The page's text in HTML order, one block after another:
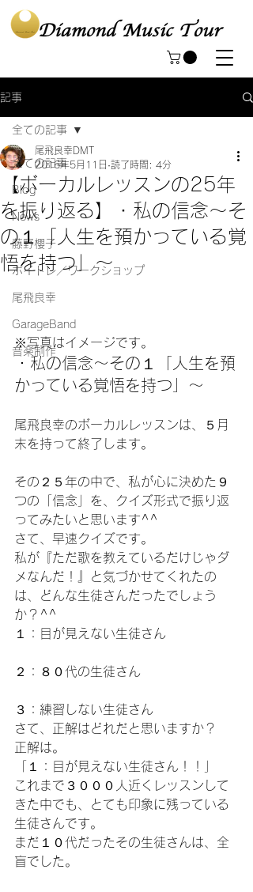
記事
全ての記事
Blog
News
藤野櫻子
ボイトレ／ワークショップ
尾飛良幸
GarageBand
音楽制作
全ての記事
【ボーカルレッスンの25年
を振り返る】・私の信念〜そ
の１「人生を預かっている覚
悟を持つ」〜
尾飛良幸DMT
2016年5月11日 読了時間: 4分
※写真はイメージです。
・私の信念〜その１「人生を預
かっている覚悟を持つ」〜
尾飛良幸のボーカルレッスンは、５月
末を持って終了します。
その２５年の中で、私が心に決めた９
つの「信念」を、クイズ形式で振り返
ってみたいと思います^^
さて、早速クイズです。
私が『ただ歌を教えているだけじゃダ
メなんだ！』と気づかせてくれたの
は、どんな生徒さんだったでしょう
か？^^
１：目が見えない生徒さん
２：８０代の生徒さん
３：練習しない生徒さん
さて、正解はどれだと思いますか？
正解は。
「１：目が見えない生徒さん！！」
これまで３０００人近くレッスンして
きた中でも、とても印象に残っている
生徒さんです。
まだ１０代だったその生徒さんは、全
盲でした。